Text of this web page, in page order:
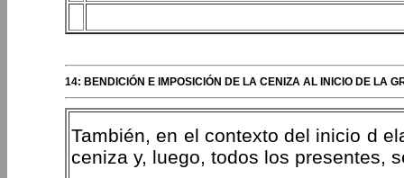
14: BENDICIÓN E IMPOSICIÓN DE LA CENIZA AL INICIO DE LA
También, en el contexto del inicio d
ceniza y, luego, todos los presentes,